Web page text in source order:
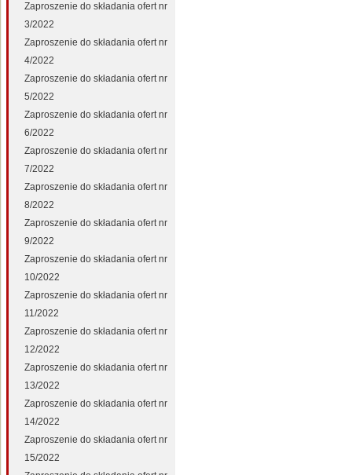
Zaproszenie do składania ofert nr
3/2022
Zaproszenie do składania ofert nr
4/2022
Zaproszenie do składania ofert nr
5/2022
Zaproszenie do składania ofert nr
6/2022
Zaproszenie do składania ofert nr
7/2022
Zaproszenie do składania ofert nr
8/2022
Zaproszenie do składania ofert nr
9/2022
Zaproszenie do składania ofert nr
10/2022
Zaproszenie do składania ofert nr
11/2022
Zaproszenie do składania ofert nr
12/2022
Zaproszenie do składania ofert nr
13/2022
Zaproszenie do składania ofert nr
14/2022
Zaproszenie do składania ofert nr
15/2022